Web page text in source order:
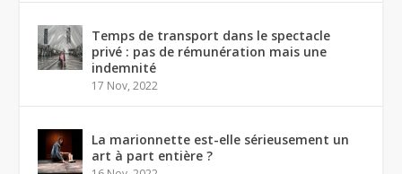
Temps de transport dans le spectacle
privé : pas de rémunération mais une
indemnité
17 Nov, 2022
La marionnette est-elle sérieusement un
art à part entière ?